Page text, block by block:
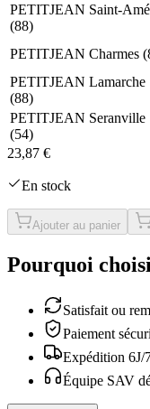
PETITJEAN Saint-Amé
(88)
PETITJEAN Charmes (
PETITJEAN Lamarche
(88)
PETITJEAN Seranville
(54)
23,87 €
En stock
Ajouter au panier
Pourquoi
Satisfait ou
Paiement
Expédition 6J/
Équipe SAV